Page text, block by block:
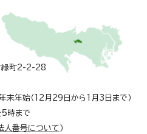
町2-2-28
年末年始（12月29日から1月3日まで）
5時まで
人番号について ）